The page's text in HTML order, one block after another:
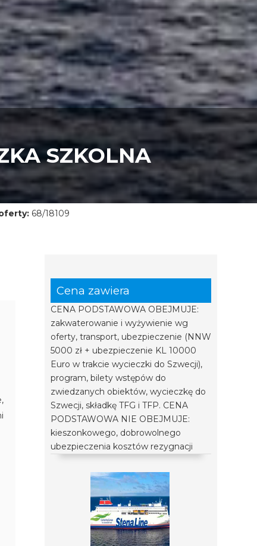
SZKOLNA
68/18109
Cena zawiera
CENA PODSTAWOWA OBEJMUJE:
zakwaterowanie i wyżywienie wg
oferty, transport, ubezpieczenie (NNW
5000 zł + ubezpieczenie KL 10000
Euro w trakcie wycieczki do Szwecji),
program, bilety wstępów do
zwiedzanych obiektów, wycieczkę do
Szwecji, składkę TFG i TFP. CENA
PODSTAWOWA NIE OBEJMUJE:
kieszonkowego, dobrowolnego
ubezpieczenia kosztów rezygnacji